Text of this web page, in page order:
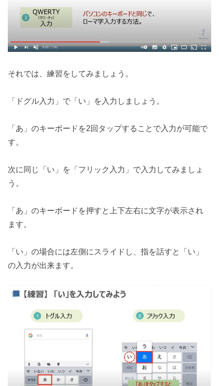
それでは、練習をしてみましょう。
「ドグル入力」で「い」を入力しましょう。
「あ」のキーボードを2回タップすることで入力が可能で
す。
次に同じ「い」を「フリック入力」で入力してみましょ
う。
「あ」のキーボードを押すと上下左右に文字が表示され
ます。
「い」の場合には左側にスライドし、指を話すと「い」
の入力が出来ます。